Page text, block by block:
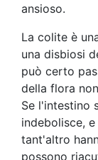
ansioso.
La colite è
una disbiosi
può certo
della flora
Se l'intestino
indebolisce,
tant'altro
possono